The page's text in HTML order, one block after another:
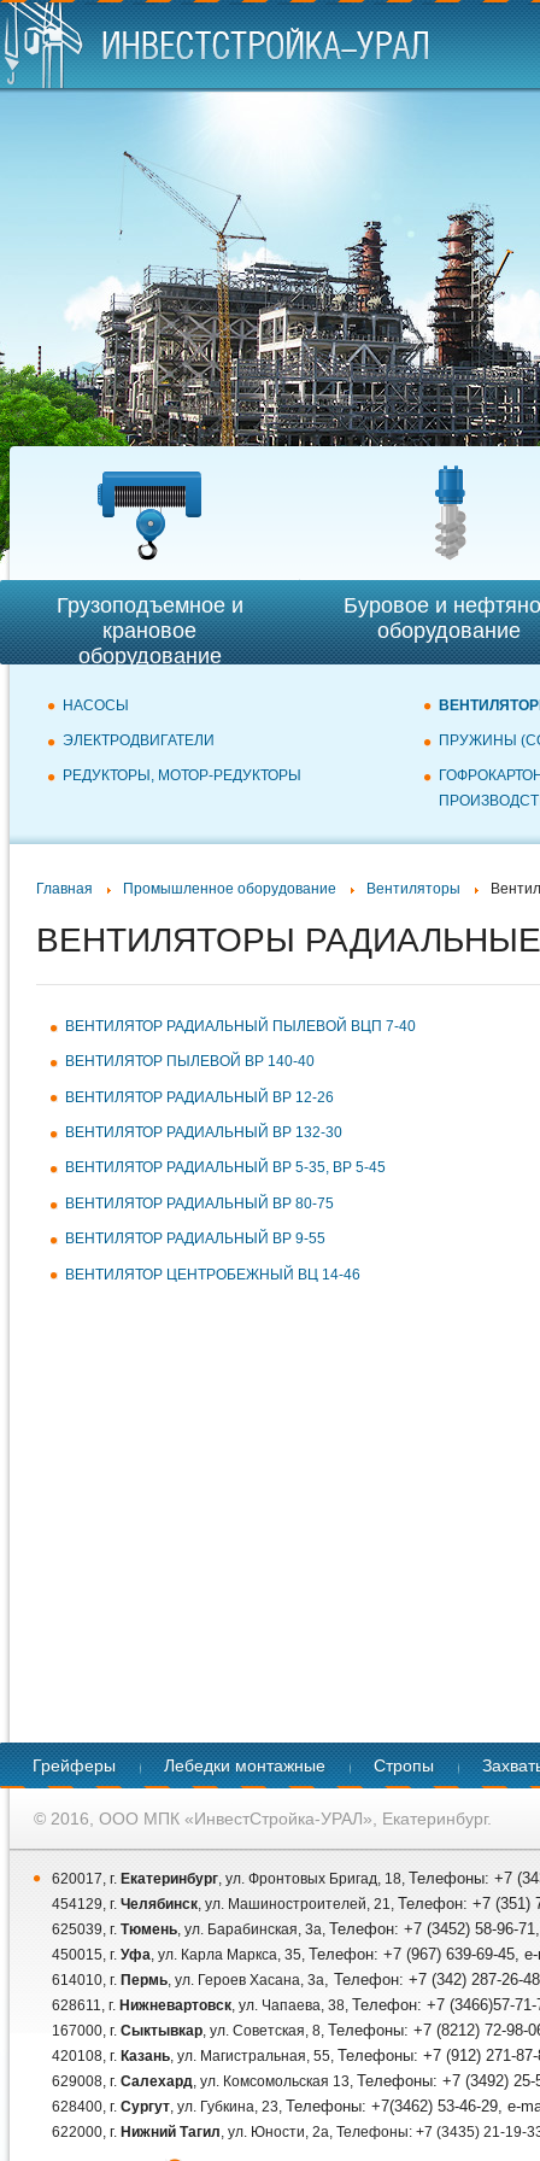
Грузоподъемное и
крановое
оборудование
Буровое и
оборудование
НАСОСЫ
ЭЛЕКТРОДВИГАТЕЛИ
РЕДУКТОРЫ, МОТОР-РЕДУКТОРЫ
ПРУЖИНЫ
Главная Промышленное оборудование Вентиляторы
ВЕНТИЛЯТОРЫ РАДИАЛЬНЫЕ
ВЕНТИЛЯТОР РАДИАЛЬНЫЙ ПЫЛЕВОЙ ВЦП 7-40
ВЕНТИЛЯТОР ПЫЛЕВОЙ ВР 140-40
ВЕНТИЛЯТОР РАДИАЛЬНЫЙ ВР 12-26
ВЕНТИЛЯТОР РАДИАЛЬНЫЙ ВР 132-30
ВЕНТИЛЯТОР РАДИАЛЬНЫЙ ВР 5-35, ВР 5-45
ВЕНТИЛЯТОР РАДИАЛЬНЫЙ ВР 80-75
ВЕНТИЛЯТОР РАДИАЛЬНЫЙ ВР 9-55
ВЕНТИЛЯТОР ЦЕНТРОБЕЖНЫЙ ВЦ 14-46
Грейферы Лебедки монтажные Стропы
© 2016, ООО МПК «ИнвестСтройка-УРАЛ», Екатеринбург.
620017, г. Екатеринбург, ул. Фронтовых Бригад, 18, Телефоны: +7
454129, г. Челябинск, ул. Машиностроителей, 21, Телефон: +7 (351)
625039, г. Тюмень, ул. Барабинская, 3а, Телефон: +7 (3452) 58-96-
450015, г. Уфа, ул. Карла Маркса, 35, Телефон: +7 (967) 639-69-45,
614010, г. Пермь, ул. Героев Хасана, 3а, Телефон: +7 (342) 287-26-
628611, г. Нижневартовск, ул. Чапаева, 38, Телефон: +7 (3466)57-
167000, г. Сыктывкар, ул. Советская, 8, Телефоны: +7 (8212) 72-98-
420108, г. Казань, ул. Магистральная, 55, Телефоны: +7 (912) 271-
629008, г. Салехард, ул. Комсомольская 13, Телефоны: +7 (3492) 25-
628400, г. Сургут, ул. Губкина, 23, Телефоны: +7(3462) 53-46-29, e-
622000, г. Нижний Тагил, ул. Юности, 2а, Телефоны: +7 (3435) 21-19-